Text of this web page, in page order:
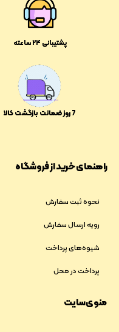
پشتیبانی ۲۴ ساعته
راهنمای خرید از فروشگاه
نحوه ثبت سفارش
رویه ارسال سفارش
شیوه‌های پرداخت
پرداخت در محل
منوی سایت
​​7 روز ضمانت بازگشت کالا